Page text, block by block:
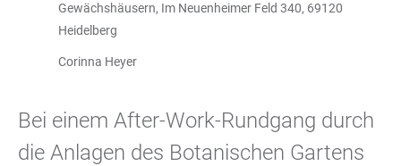
Gewächshäusern, Im Neuenheimer Feld 340, 69120
Heidelberg
Corinna Heyer
Bei einem After-Work-Rundgang durch
die Anlagen des Botanischen Gartens